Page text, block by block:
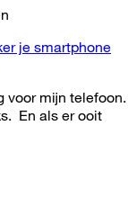
je smartphone
voor mijn telefoon.
En als er ooit